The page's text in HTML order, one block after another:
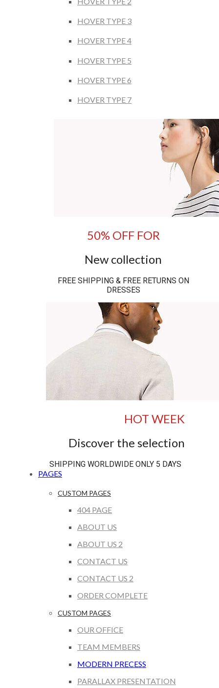
HOVER TYPE 3
HOVER TYPE 4
HOVER TYPE 5
HOVER TYPE 6
HOVER TYPE 7
50% OFF FOR
New collection
FREE SHIPPING & FREE RETURNS ON
DRESSES
HOT WEEK
Discover the selection
SHIPPING WORLDWIDE ONLY 5 DAYS
PAGES
CUSTOM PAGES
404 PAGE
ABOUT US
ABOUT US 2
CONTACT US
CONTACT US 2
ORDER COMPLETE
CUSTOM PAGES
OUR OFFICE
TEAM MEMBERS
MODERN PRECESS
PARALLAX PRESENTATION